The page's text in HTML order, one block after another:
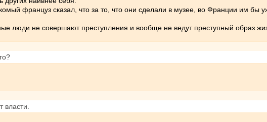
француз сказал, что за то, что они сделали в музее, во Франции им бы
люди не совершают преступления и вообще не ведут преступный образ
власти.